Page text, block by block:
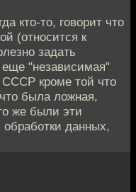
кто-то, говорит что
(относится к
задать
еще "независимая"
СССР кроме той что
была ложная,
же были эти
данных,